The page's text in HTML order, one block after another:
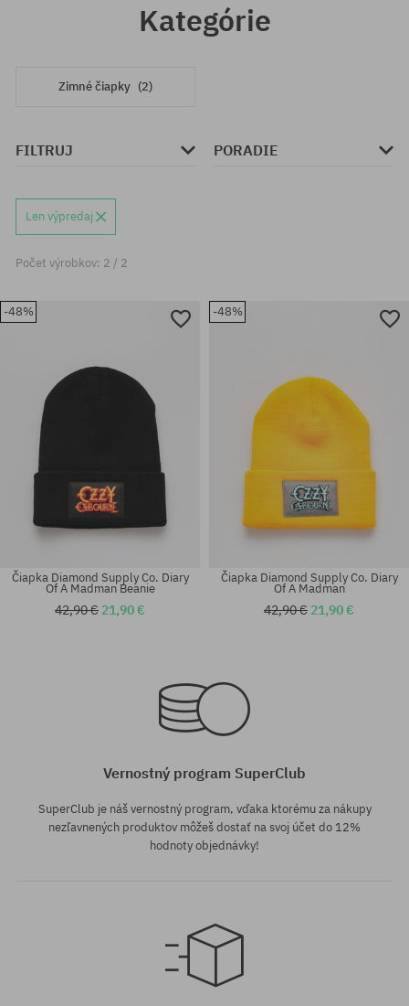
Kategórie
Zimné čiapky (2)
FILTRUJ PORADIE
Len výpredaj
Počet výrobkov: 2 / 2
-48%
Čiapka Diamond Supply Co. Diary
Of A Madman Beanie
42,90 € 21,90 €
-48%
Čiapka Diamond Supply Co. Diary
Of A Madman
42,90 € 21,90 €
Vernostný program SuperClub
SuperClub je náš vernostný program, vďaka ktorému za nákupy
nezľavnených produktov môžeš dostať na svoj účet do 12%
hodnoty objednávky!